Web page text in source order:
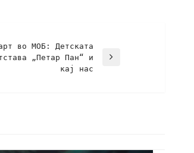
во МОБ: Детската
„Петар Пан“ и
кај нас